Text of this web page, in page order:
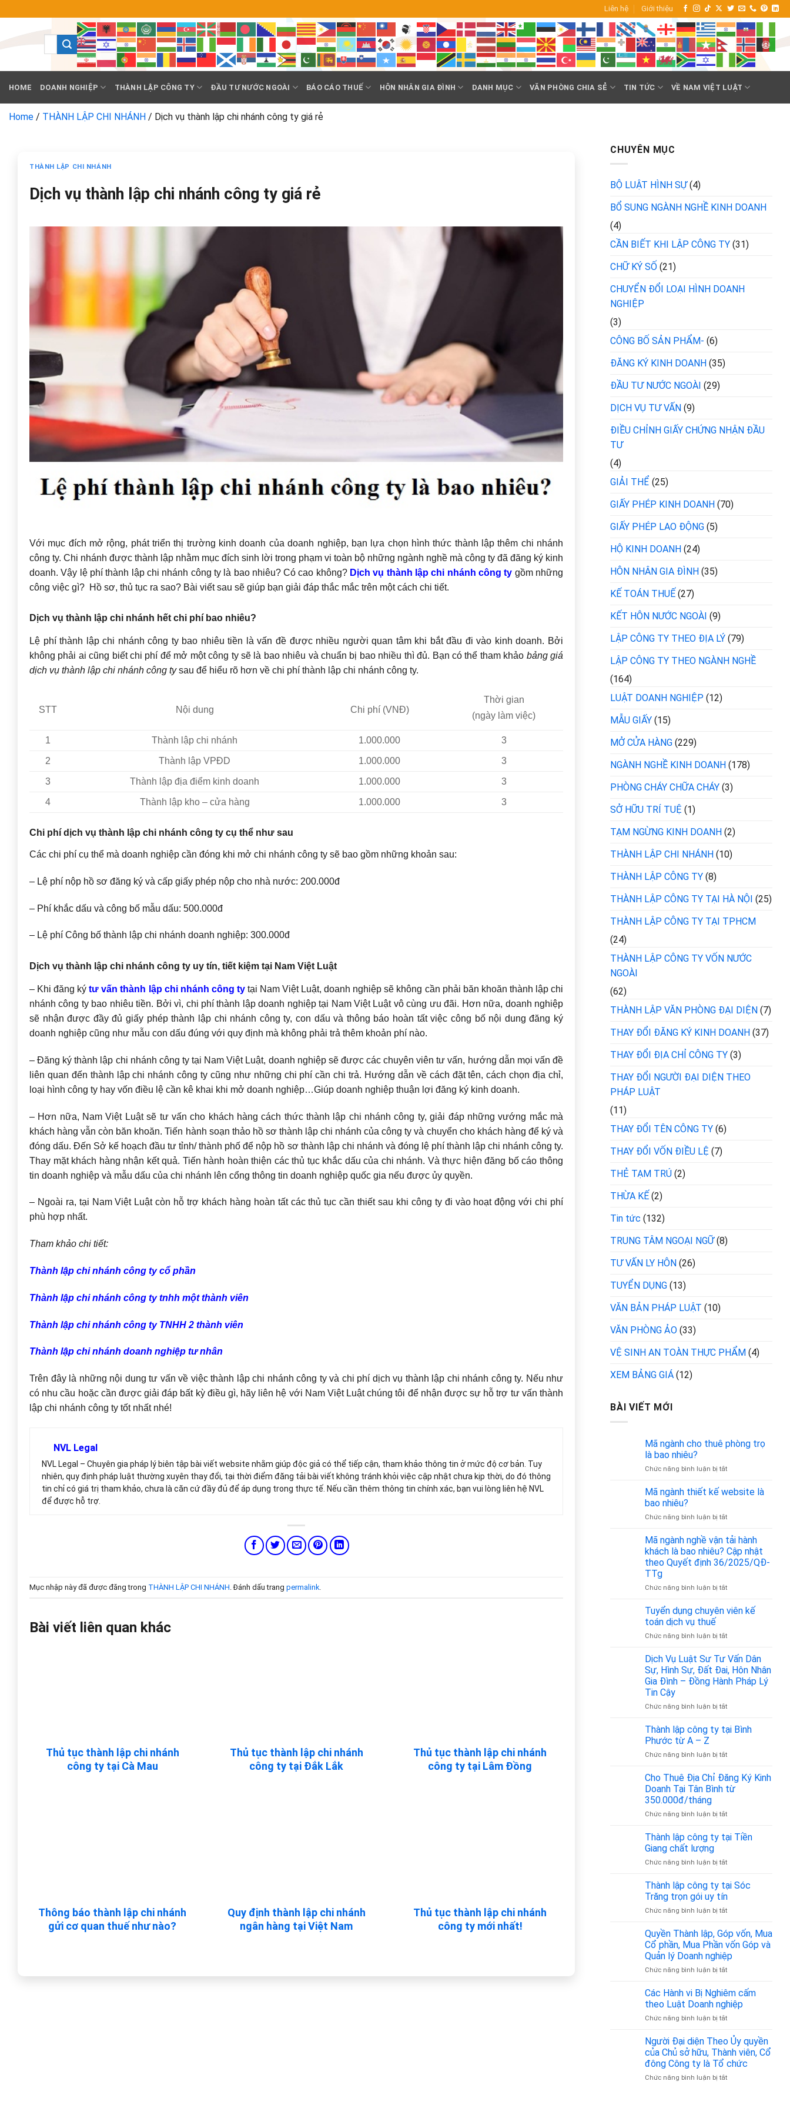
đến
Liên hệ Giới thiệu
HOME DOANH NGHIỆP THÀNH LẬP CÔNG TY ĐẦU TƯ NƯỚC NGOÀI BÁO CÁO THUẾ HÔN NHÂN GIA ĐÌNH DANH MỤC VĂN PHÒNG CHIA SẺ TIN TỨC VỀ NAM VIỆT LUẬT
Home / THÀNH LẬP CHI NHÁNH / Dịch vụ thành lập chi nhánh công ty giá rẻ
THÀNH LẬP CHI NHÁNH
Dịch vụ thành lập chi nhánh công ty giá rẻ
Với mục đích mở rộng, phát triển thị trường kinh doanh của doanh nghiệp, bạn lựa chọn hình thức thành lập thêm chi nhánh
công ty. Chi nhánh được thành lập nhằm mục đích sinh lời trong phạm vi toàn bộ những ngành nghề mà công ty đã đăng ký kinh
doanh. Vậy lệ phí thành lập chi nhánh công ty là bao nhiêu? Có cao không? Dịch vụ thành lập chi nhánh công ty gồm những
công việc gì? Hồ sơ, thủ tục ra sao? Bài viết sau sẽ giúp bạn giải đáp thắc mắc trên một cách chi tiết.
Dịch vụ thành lập chi nhánh hết chi phí bao nhiêu?
Lệ phí thành lập chi nhánh công ty bao nhiêu tiền là vấn đề được nhiều người quan tâm khi bắt đầu đi vào kinh doanh. Bởi
không phải ai cũng biết chi phí để mở một công ty sẽ là bao nhiêu và chuẩn bị bao nhiều thì đủ. Bạn có thể tham khảo bảng giá
dịch vụ thành lập chi nhánh công tysau để hiểu rõ hơn về chi phí thành lập chi nhánh công ty.
STT Nội dung Chi phí (VNĐ)
Thời gian
(ngày làm việc)
1 Thành lập chi nhánh 1.000.000 3
2 Thành lập VPĐD 1.000.000 3
3 Thành lập địa điểm kinh doanh 1.000.000 3
4 Thành lập kho – cửa hàng 1.000.000 3
Chi phí dịch vụ thành lập chi nhánh công ty cụ thể như sau
Các chi phí cụ thể mà doanh nghiệp cần đóng khi mở chi nhánh công ty sẽ bao gồm những khoản sau:
– Lệ phí nộp hồ sơ đăng ký và cấp giấy phép nộp cho nhà nước: 200.000đ
– Phí khắc dấu và công bố mẫu dấu: 500.000đ
– Lệ phí Công bố thành lập chi nhánh doanh nghiệp: 300.000đ
Dịch vụ thành lập chi nhánh công ty uy tín, tiết kiệm tại Nam Việt Luật
– Khi đăng kýtư vấn thành lập chi nhánh công tytại Nam Việt Luật, doanh nghiệp sẽ không cần phải băn khoăn thành lập chi
nhánh công ty bao nhiêu tiền. Bởi vì, chi phí thành lập doanh nghiệp tại Nam Việt Luật vô cùng ưu đãi. Hơn nữa, doanh nghiệp
sẽ nhận được đầy đủ giấy phép thành lập chi nhánh công ty, con dấu và thông báo hoàn tất việc công bố nội dung đăng ký
doanh nghiệp cũng như mẫu con dấu đúng với quy định mà không phải trả thêm khoản phí nào.
– Đăng ký thành lập chi nhánh công ty tại Nam Việt Luật, doanh nghiệp sẽ được các chuyên viên tư vấn, hướng dẫn mọi vấn đề
liên quan đến thành lập chi nhánh công ty cũng như những chi phí cần chi trả. Hướng dẫn về cách đặt tên, cách chọn địa chỉ,
loại hình công ty hay vốn điều lệ cần kê khai khi mở doanh nghiệp…Giúp doanh nghiệp thuận lợi đăng ký kinh doanh.
– Hơn nữa, Nam Việt Luật sẽ tư vấn cho khách hàng cách thức thành lập chi nhánh công ty, giải đáp những vướng mắc mà
khách hàng vẫn còn băn khoăn. Tiến hành soạn thảo hồ sơ thành lập chi nhánh của công ty và chuyển cho khách hàng để ký và
đóng dấu. Đến Sở kế hoạch đầu tư tỉnh/ thành phố để nộp hồ sơ thành lập chi nhánh và đóng lệ phí thành lập chi nhánh công ty.
Thay mặt khách hàng nhận kết quả. Tiến hành hoàn thiện các thủ tục khắc dấu của chi nhánh. Và thực hiện đăng bố cáo thông
tin doanh nghiệp và mẫu dấu của chi nhánh lên cổng thông tin doanh nghiệp quốc gia nếu được ủy quyền.
– Ngoài ra, tại Nam Việt Luật còn hỗ trợ khách hàng hoàn tất các thủ tục cần thiết sau khi công ty đi vào hoạt động với chi phí
phù hợp nhất.
Tham khảo chi tiết:
Thành lập chi nhánh công ty cổ phần
Thành lập chi nhánh công ty tnhh một thành viên
Thành lập chi nhánh công ty TNHH 2 thành viên
Thành lập chi nhánh doanh nghiệp tư nhân
Trên đây là những nội dung tư vấn về việc thành lập chi nhánh công ty và chi phí dịch vụ thành lập chi nhánh công ty. Nếu như
có nhu cầu hoặc cần được giải đáp bất kỳ điều gì, hãy liên hệ với Nam Việt Luật chúng tôi để nhận được sự hỗ trợ tư vấn thành
lập chi nhánh công ty tốt nhất nhé!
NVL Legal
NVL Legal – Chuyên gia pháp lý biên tập bài viết website nhằm giúp độc giả có thể tiếp cận, tham khảo thông tin ở mức độ cơ bản. Tuy
nhiên, quy định pháp luật thường xuyên thay đổi, tại thời điểm đăng tải bài viết không tránh khỏi việc cập nhật chưa kịp thời, do đó thông
tin chỉ có giá trị tham khảo, chưa là căn cứ đầy đủ để áp dụng trong thực tế. Nếu cần thêm thông tin chính xác, bạn vui lòng liên hệ NVL
để được hỗ trợ.
Mục nhập này đã được đăng trong THÀNH LẬP CHI NHÁNH . Đánh dấu trang permalink
Bài viết liên quan khác
Thủ tục thành lập chi nhánh
công ty tại Cà Mau
Thủ tục thành lập chi nhánh
công ty tại Đắk Lắk
Thủ tục thành lập chi nhánh
công ty tại Lâm Đồng
Thông báo thành lập chi nhánh
gửi cơ quan thuế như nào?
Quy định thành lập chi nhánh
ngân hàng tại Việt Nam
Thủ tục thành lập chi nhánh
công ty mới nhất!
CHUYÊN MỤC
BỘ LUẬT HÌNH SỰ(4)
BỔ SUNG NGÀNH NGHỀ KINH DOANH
(4)
CẦN BIẾT KHI LẬP CÔNG TY (31)
CHỮ KÝ SỐ (21)
CHUYỂN ĐỔI LOẠI HÌNH DOANH
NGHIỆP
(3)
CÔNG BỐ SẢN PHẨM- (6)
ĐĂNG KÝ KINH DOANH (35)
ĐẦU TƯ NƯỚC NGOÀI (29)
DỊCH VỤ TƯ VẤN (9)
ĐIỀU CHỈNH GIẤY CHỨNG NHẬN ĐẦU
TƯ
(4)
GIẢI THỂ (25)
GIẤY PHÉP KINH DOANH (70)
GIẤY PHÉP LAO ĐỘNG (5)
HỘ KINH DOANH (24)
HÔN NHÂN GIA ĐÌNH (35)
KẾ TOÁN THUẾ (27)
KẾT HÔN NƯỚC NGOÀI (9)
LẬP CÔNG TY THEO ĐỊA LÝ (79)
LẬP CÔNG TY THEO NGÀNH NGHỀ
(164)
LUẬT DOANH NGHIỆP (12)
MẪU GIẤY (15)
MỞ CỬA HÀNG (229)
NGÀNH NGHỀ KINH DOANH (178)
PHÒNG CHÁY CHỮA CHÁY (3)
SỞ HỮU TRÍ TUỆ (1)
TẠM NGỪNG KINH DOANH (2)
THÀNH LẬP CHI NHÁNH (10)
THÀNH LẬP CÔNG TY (8)
THÀNH LẬP CÔNG TY TẠI HÀ NỘI (25)
THÀNH LẬP CÔNG TY TẠI TPHCM
(24)
THÀNH LẬP CÔNG TY VỐN NƯỚC
NGOÀI
(62)
THÀNH LẬP VĂN PHÒNG ĐẠI DIỆN (7)
THAY ĐỔI ĐĂNG KÝ KINH DOANH (37)
THAY ĐỔI ĐỊA CHỈ CÔNG TY (3)
THAY ĐỔI NGƯỜI ĐẠI DIỆN THEO
PHÁP LUẬT
(11)
THAY ĐỔI TÊN CÔNG TY (6)
THAY ĐỔI VỐN ĐIỀU LỆ (7)
THẺ TẠM TRÚ (2)
THỪA KẾ (2)
Tin tức (132)
TRUNG TÂM NGOẠI NGỮ(8)
TƯ VẤN LY HÔN (26)
TUYỂN DỤNG (13)
VĂN BẢN PHÁP LUẬT (10)
VĂN PHÒNG ẢO (33)
VỆ SINH AN TOÀN THỰC PHẨM (4)
XEM BẢNG GIÁ (12)
BÀI VIẾT MỚI
Mã ngành cho thuê phòng trọ
là bao nhiêu?
Chức năng bình luận bị tắtở
ngành
phòng
là
bao
nhiêu?
Mã ngành thiết kế website là
bao nhiêu?
Chức năng bình luận bị tắtở
ngành
thiết
kế
website
bao
Mã ngành nghề vận tải hành
khách là bao nhiêu? Cập nhật
theo Quyết định 36/2025/QĐ-
TTg
Chức năng bình luận bị tắtở
ngành
tải
khách
là
bao
nhiêu?
nhật
Quyết
định
TTg
Tuyển dụng chuyên viên kế
toán dịch vụ thuế
Chức năng bình luận bị tắtở
dụng
chuyên
viên
kế
dịch
thuế
Dịch Vụ Luật Sư Tư Vấn Dân
Sự, Hình Sự, Đất Đai, Hôn Nhân
Gia Đình – Đồng Hành Pháp Lý
Tin Cậy
Chức năng bình luận bị tắtở
Vụ
Luật
Tư
Dân
Sự,
Đất
Hôn
Đình
Đồng
Hành
Cậy
Thành lập công ty tại Bình
Phước từ A – Z
Chức năng bình luận bị tắtở
lập
công
ty
Bình
từ
A
Z
Cho Thuê Địa Chỉ Đăng Ký Kinh
Doanh Tại Tân Bình từ
350.000đ/tháng
Chức năng bình luận bị tắtở
Thuê
Địa
Đăng
Kinh
Doanh
Tân
từ
350.000đ/tháng
Thành lập công ty tại Tiền
Giang chất lượng
Chức năng bình luận bị tắtở
lập
công
ty
tại
Giang
chất
Thành lập công ty tại Sóc
Trăng trọn gói uy tín
Chức năng bình luận bị tắtở
lập
công
ty
tại
Sóc
trọn
gói
uy
tín
Quyền Thành lập, Góp vốn, Mua
Cổ phần, Mua Phần vốn Góp và
Quản lý Doanh nghiệp
Chức năng bình luận bị tắtở
Thành
lập,
Góp
vốn,
Cổ
phần,
Mua
Phần
vốn
Các Hành vi Bị Nghiêm cấm
theo Luật Doanh nghiệp
Chức năng bình luận bị tắtở
Hành
Bị
Nghiêm
cấm
Người Đại diện Theo Ủy quyền
của Chủ sở hữu, Thành viên, Cổ
đông Công ty là Tổ chức
Chức năng bình luận bị tắtở